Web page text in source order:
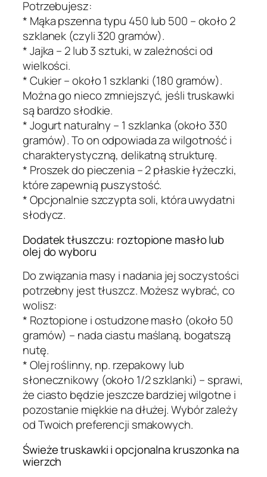
Potrzebujesz:
* Mąka pszenna typu 450 lub 500 – około 2
szklanek (czyli 320 gramów).
* Jajka – 2 lub 3 sztuki, w zależności od
wielkości.
* Cukier – około 1 szklanki (180 gramów).
Można go nieco zmniejszyć, jeśli truskawki
są bardzo słodkie.
* Jogurt naturalny – 1 szklanka (około 330
gramów). To on odpowiada za wilgotność i
charakterystyczną, delikatną strukturę.
* Proszek do pieczenia – 2 płaskie łyżeczki,
które zapewnią puszystość.
* Opcjonalnie szczypta soli, która uwydatni
słodycz.
Dodatek tłuszczu: roztopione masło lub
olej do wyboru
Do związania masy i nadania jej soczystości
potrzebny jest tłuszcz. Możesz wybrać, co
wolisz:
* Roztopione i ostudzone masło (około 50
gramów) – nada ciastu maślaną, bogatszą
nutę.
* Olej roślinny, np. rzepakowy lub
słonecznikowy (około 1/2 szklanki) – sprawi,
że ciasto będzie jeszcze bardziej wilgotne i
pozostanie miękkie na dłużej. Wybór zależy
od Twoich preferencji smakowych.
Świeże truskawki i opcjonalna kruszonka na
wierzch